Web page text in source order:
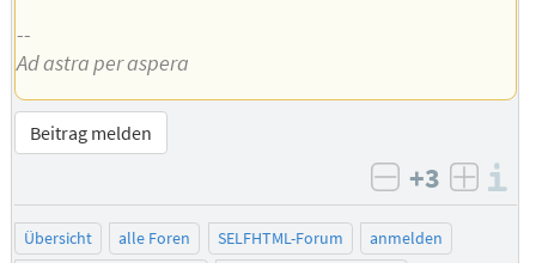
--
Ad astra per aspera
Beitrag melden
negativ
+3
Übersicht alle Foren SELFHTML-Forum
anmelden